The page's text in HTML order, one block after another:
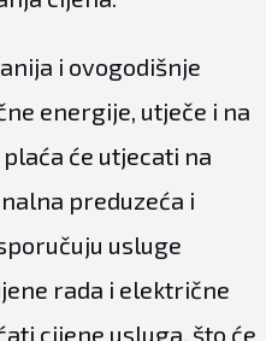
i ovogodišnje
energije, utječe i na
će utjecati na
preduzeća i
usluge
rada i električne
cijene usluga, što će